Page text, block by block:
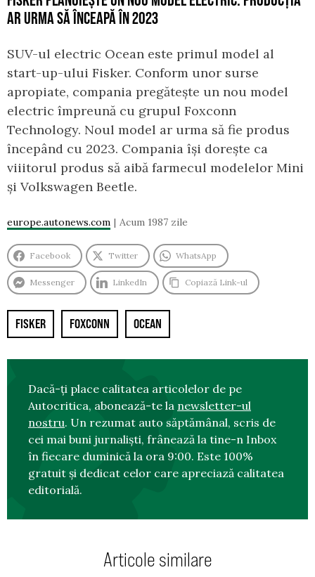
AR URMA SĂ ÎNCEAPĂ ÎN 2023
SUV-ul electric Ocean este primul model al
start-up-ului Fisker. Conform unor surse
apropiate, compania pregătește un nou model
electric împreună cu grupul Foxconn
Technology. Noul model ar urma să fie produs
începând cu 2023. Compania își dorește ca
viiitorul produs să aibă farmecul modelelor Mini
și Volkswagen Beetle.
europe.autonews.com Acum 1987 zile
Facebook Twitter WhatsApp
Messenger LinkedIn Copiază Link-ul
FISKER FOXCONN OCEAN
Dacă-ți place calitatea articolelor de pe
Autocritica, abonează-te la newsletter-ul
nostru. Un rezumat auto săptămânal, scris de
cei mai buni jurnaliști, frânează la tine-n Inbox
în fiecare duminică la ora 9:00. Este 100%
gratuit și dedicat celor care apreciază calitatea
editorială.
Articole similare